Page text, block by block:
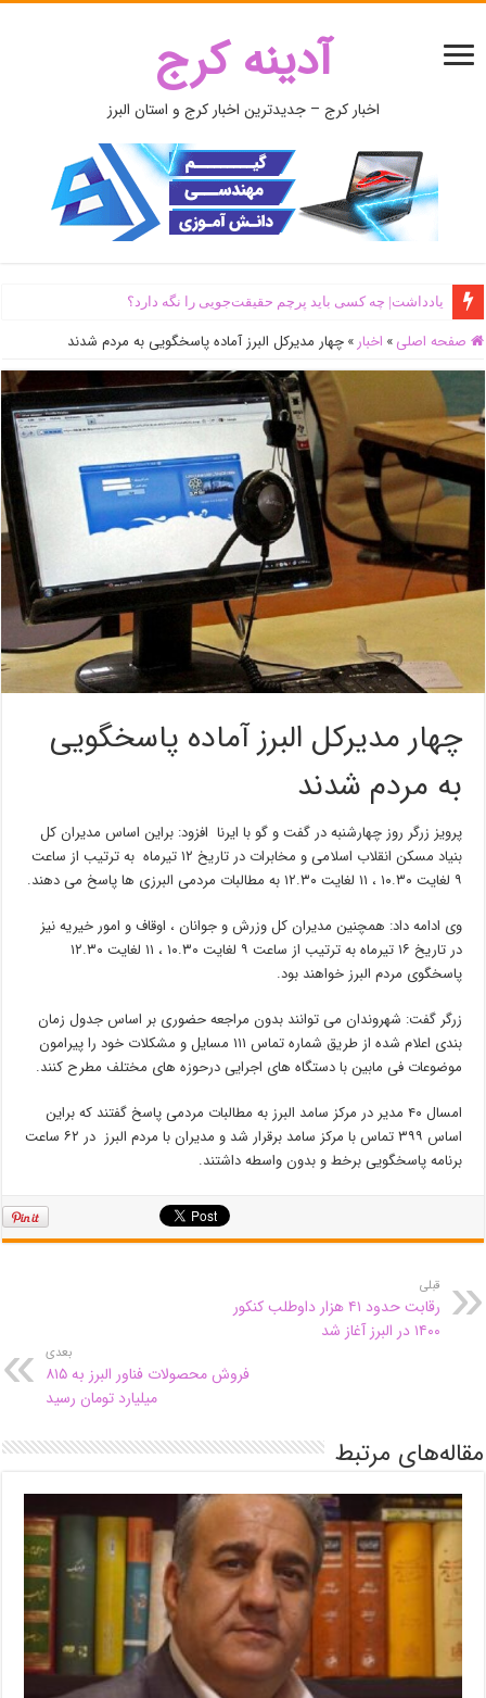
آدینه کرج
اخبار کرج – جدیدترین اخبار کرج و استان البرز
یادداشت| ‌چه کسی باید پرچم حقیقت‌جویی را نگه دارد؟
صفحه اصلی » اخبار » چهار مدیرکل البرز آماده پاسخگویی به مردم شدند
چهار مدیرکل البرز آماده پاسخگویی
به مردم شدند
پرویز زرگر روز چهارشنبه در گفت و گو با ایرنا افزود: براین اساس مدیران کل
بنیاد مسکن انقلاب اسلامی و مخابرات در تاریخ ۱۲ تیرماه به ترتیب از ساعت
۹ لغایت ۱۰.۳۰ ، ۱۱ لغایت ۱۲.۳۰ به مطالبات مردمی البرزی ها پاسخ می دهند.
وی ادامه داد: همچنین مدیران کل وزرش و جوانان ، اوقاف و امور خیریه نیز
در تاریخ ۱۶ تیرماه به ترتیب از ساعت ۹ لغایت ۱۰.۳۰ ، ۱۱ لغایت ۱۲.۳۰
پاسخگوی مردم البرز خواهند بود.
زرگر گفت: شهروندان می توانند بدون مراجعه حضوری بر اساس جدول زمان
بندی اعلام شده از طریق شماره تماس ۱۱۱ مسایل و مشکلات خود را پیرامون
موضوعات فی مابین با دستگاه های اجرایی درحوزه های مختلف مطرح کنند.
امسال ۴۰ مدیر در مرکز سامد البرز به مطالبات مردمی پاسخ گفتند که براین
اساس ۳۹۹ تماس با مرکز سامد برقرار شد و مدیران با مردم البرز در ۶۲ ساعت
برنامه پاسخگویی برخط و بدون واسطه داشتند.
قبلی
رقابت حدود ۴۱ هزار داوطلب کنکور
۱۴۰۰ در البرز آغاز شد
بعدی
فروش محصولات فناور البرز به ۸۱۵
میلیارد تومان رسید
مقاله‌های مرتبط